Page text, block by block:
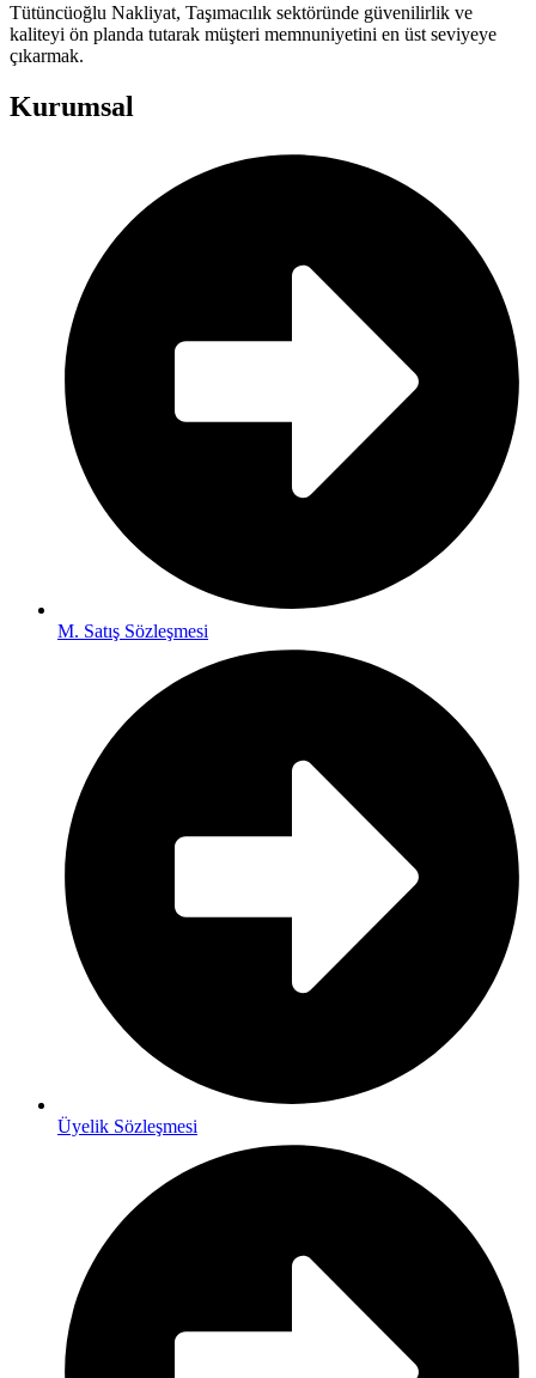
Tütüncüoğlu Nakliyat, Taşımacılık sektöründe güvenilirlik ve
kaliteyi ön planda tutarak müşteri memnuniyetini en üst seviyeye
çıkarmak.
Kurumsal
M. Satış Sözleşmesi
Üyelik Sözleşmesi